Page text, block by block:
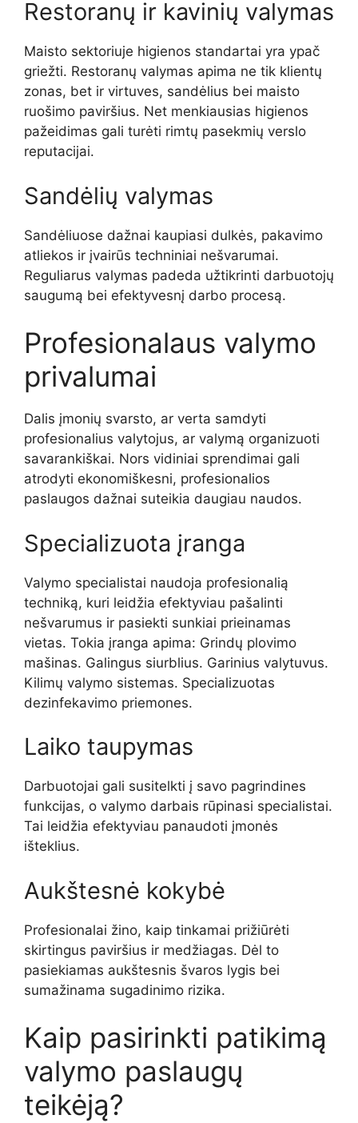
Restoranų ir kavinių valymas
Maisto sektoriuje higienos standartai yra ypač
griežti. Restoranų valymas apima ne tik klientų
zonas, bet ir virtuves, sandėlius bei maisto
ruošimo paviršius. Net menkiausias higienos
pažeidimas gali turėti rimtų pasekmių verslo
reputacijai.
Sandėlių valymas
Sandėliuose dažnai kaupiasi dulkės, pakavimo
atliekos ir įvairūs techniniai nešvarumai.
Reguliarus valymas padeda užtikrinti darbuotojų
saugumą bei efektyvesnį darbo procesą.
Profesionalaus valymo
privalumai
Dalis įmonių svarsto, ar verta samdyti
profesionalius valytojus, ar valymą organizuoti
savarankiškai. Nors vidiniai sprendimai gali
atrodyti ekonomiškesni, profesionalios
paslaugos dažnai suteikia daugiau naudos.
Specializuota įranga
Valymo specialistai naudoja profesionalią
techniką, kuri leidžia efektyviau pašalinti
nešvarumus ir pasiekti sunkiai prieinamas
vietas. Tokia įranga apima: Grindų plovimo
mašinas. Galingus siurblius. Garinius valytuvus.
Kilimų valymo sistemas. Specializuotas
dezinfekavimo priemones.
Laiko taupymas
Darbuotojai gali susitelkti į savo pagrindines
funkcijas, o valymo darbais rūpinasi specialistai.
Tai leidžia efektyviau panaudoti įmonės
išteklius.
Aukštesnė kokybė
Profesionalai žino, kaip tinkamai prižiūrėti
skirtingus paviršius ir medžiagas. Dėl to
pasiekiamas aukštesnis švaros lygis bei
sumažinama sugadinimo rizika.
Kaip pasirinkti patikimą
valymo paslaugų
teikėją?